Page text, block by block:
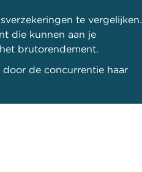
te vergelijken.
die kunnen aan je
brutorendement.
de concurrentie haar